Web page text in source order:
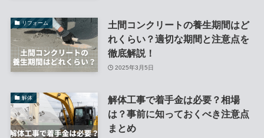
リフォーム
土間コンクリートの養生期間はど
れくらい？適切な期間と注意点を
徹底解説！
2025年3月5日
解体
解体工事で着手金は必要？相場
は？事前に知っておくべき注意点
まとめ